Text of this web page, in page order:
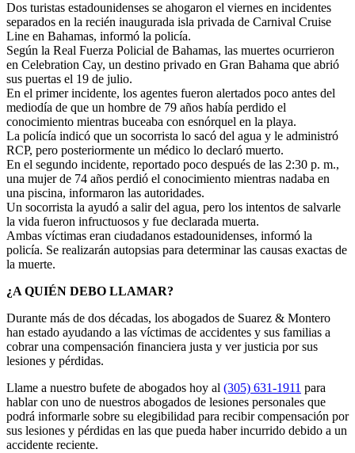
Dos turistas estadounidenses se ahogaron el viernes en incidentes
separados en la recién inaugurada isla privada de Carnival Cruise
Line en Bahamas, informó la policía.
Según la Real Fuerza Policial de Bahamas, las muertes ocurrieron
en Celebration Cay, un destino privado en Gran Bahama que abrió
sus puertas el 19 de julio.
En el primer incidente, los agentes fueron alertados poco antes del
mediodía de que un hombre de 79 años había perdido el
conocimiento mientras buceaba con esnórquel en la playa.
La policía indicó que un socorrista lo sacó del agua y le administró
RCP, pero posteriormente un médico lo declaró muerto.
En el segundo incidente, reportado poco después de las 2:30 p. m.,
una mujer de 74 años perdió el conocimiento mientras nadaba en
una piscina, informaron las autoridades.
Un socorrista la ayudó a salir del agua, pero los intentos de salvarle
la vida fueron infructuosos y fue declarada muerta.
Ambas víctimas eran ciudadanos estadounidenses, informó la
policía. Se realizarán autopsias para determinar las causas exactas de
la muerte.
¿A QUIÉN DEBO LLAMAR?
Durante más de dos décadas, los abogados de Suarez & Montero
han estado ayudando a las víctimas de accidentes y sus familias a
cobrar una compensación financiera justa y ver justicia por sus
lesiones y pérdidas.
Llame a nuestro bufete de abogados hoy al (305) 631-1911 para
hablar con uno de nuestros abogados de lesiones personales que
podrá informarle sobre su elegibilidad para recibir compensación por
sus lesiones y pérdidas en las que pueda haber incurrido debido a un
accidente reciente.